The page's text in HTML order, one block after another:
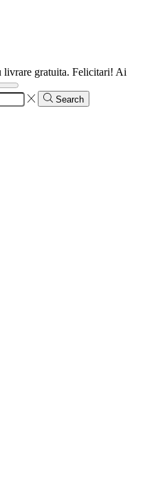
livrare gratuita. Felicitari! Ai
Search